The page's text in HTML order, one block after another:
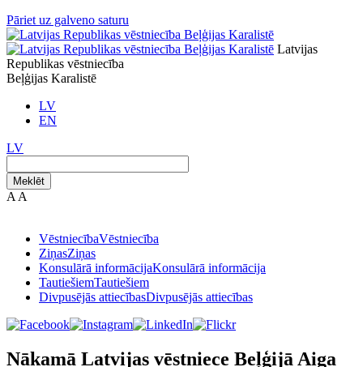
Pāriet uz galveno saturu
Latvijas
Republikas vēstniecība
Beļģijas Karalistē
LV
EN
LV
Meklēt
A A
VēstniecībaVēstniecība
ZiņasZiņas
Konsulārā informācijaKonsulārā informācija
TautiešiemTautiešiem
Divpusējās attiecībasDivpusējās attiecības
Nākamā Latvijas vēstniece Beļģijā Aiga